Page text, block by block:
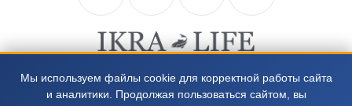
8 812 988-66-94
Мы используем файлы cookie для корректной работы сайта
и аналитики. Продолжая пользоваться сайтом, вы